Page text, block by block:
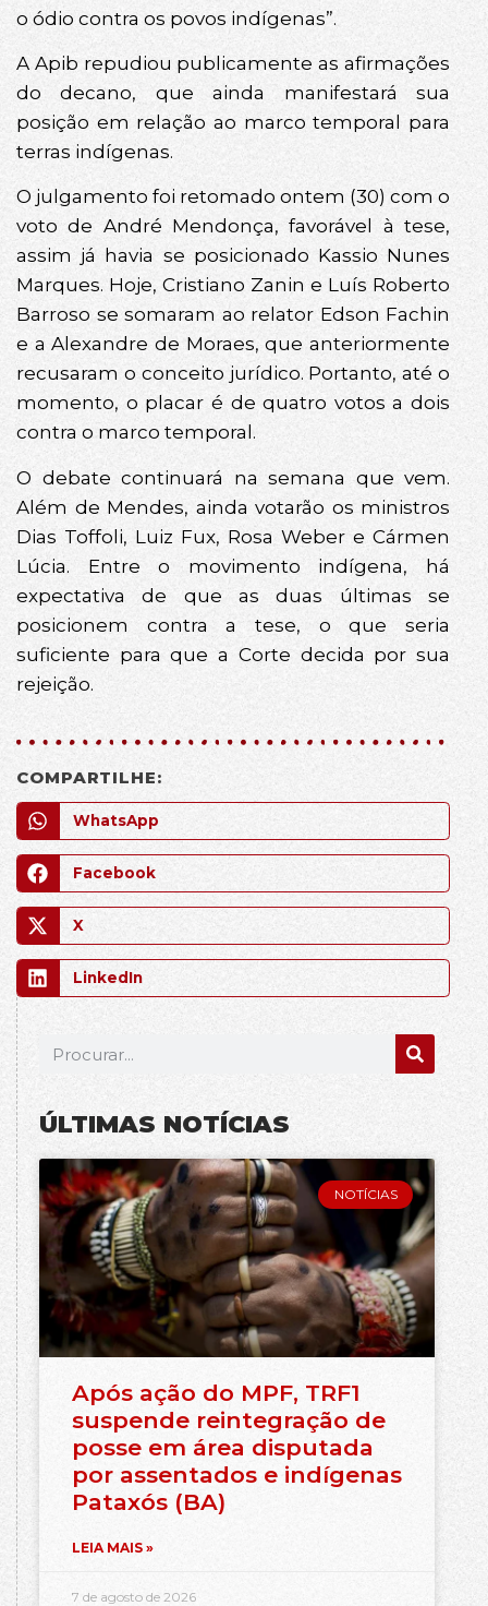
o ódio contra os povos indígenas”.
A Apib repudiou publicamente as afirmações
do decano, que ainda manifestará sua
posição em relação ao marco temporal para
terras indígenas.
O julgamento foi retomado ontem (30) com o
voto de André Mendonça, favorável à tese,
assim já havia se posicionado Kassio Nunes
Marques. Hoje, Cristiano Zanin e Luís Roberto
Barroso se somaram ao relator Edson Fachin
e a Alexandre de Moraes, que anteriormente
recusaram o conceito jurídico. Portanto, até o
momento, o placar é de quatro votos a dois
contra o marco temporal.
O debate continuará na semana que vem.
Além de Mendes, ainda votarão os ministros
Dias Toffoli, Luiz Fux, Rosa Weber e Cármen
Lúcia. Entre o movimento indígena, há
expectativa de que as duas últimas se
posicionem contra a tese, o que seria
suficiente para que a Corte decida por sua
rejeição.
COMPARTILHE:
WhatsApp
Facebook
X
LinkedIn
ÚLTIMAS NOTÍCIAS
NOTÍCIAS
Após ação do MPF, TRF1
suspende reintegração de
posse em área disputada
por assentados e indígenas
Pataxós (BA)
LEIA MAIS »
7 de agosto de 2026